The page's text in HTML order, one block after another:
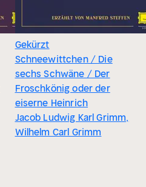
Gekürzt
Schneewittchen / Die
sechs Schwäne / Der
Froschkönig oder der
eiserne Heinrich
Jacob Ludwig Karl Grimm,
Wilhelm Carl Grimm